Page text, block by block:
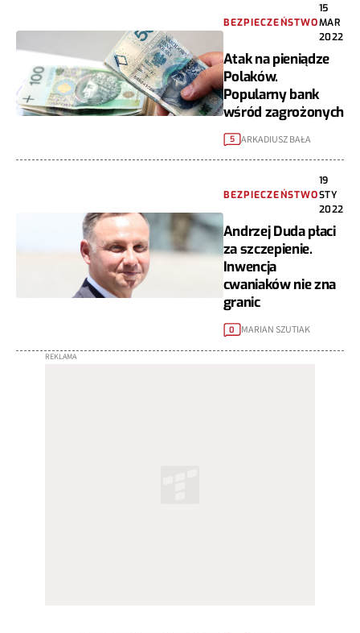
BEZPIECZEŃSTWO
15
MAR
2022
Atak na pieniądze
Polaków.
Popularny bank
wśród zagrożonych
5 ARKADIUSZ BAŁA
BEZPIECZEŃSTWO
19
STY
2022
Andrzej Duda płaci
za szczepienie.
Inwencja
cwaniaków nie zna
granic
0 MARIAN SZUTIAK